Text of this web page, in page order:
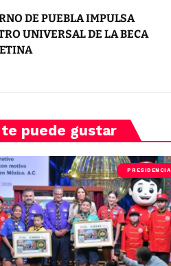
DE PUEBLA IMPULSA
UNIVERSAL DE LA BECA
puede gustar
PRESIDENCIA